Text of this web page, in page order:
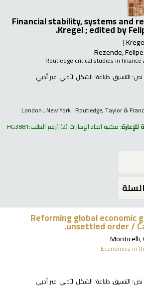
Financial stability, systems and
Kregel ; edited by
Rezende,
Routledge critical studies in
نص؛ التنسيق: طباعة؛ الشكل الأدبي: غير أدبي
London ; New York : Routledge, Taylor &
للإعارة: مكتبة اتحاد الإمارات (2) رقم الطلب:HG3881
Reforming global economic
unsettled order /
Monticelli,
Economics in
نص؛ التنسيق: طباعة؛ الشكل الأدبي: غير أدبي